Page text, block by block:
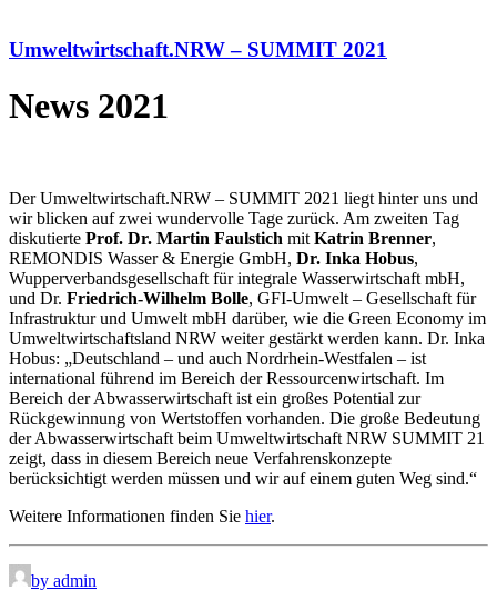
Umweltwirtschaft.NRW – SUMMIT 2021
News 2021
Der Umweltwirtschaft.NRW – SUMMIT 2021 liegt hinter uns und
wir blicken auf zwei wundervolle Tage zurück. Am zweiten Tag
diskutierte Prof. Dr. Martin Faulstich mit Katrin Brenner,
REMONDIS Wasser & Energie GmbH, Dr. Inka Hobus,
Wupperverbandsgesellschaft für integrale Wasserwirtschaft mbH,
und Dr. Friedrich-Wilhelm Bolle, GFI-Umwelt – Gesellschaft für
Infrastruktur und Umwelt mbH darüber, wie die Green Economy im
Umweltwirtschaftsland NRW weiter gestärkt werden kann. Dr. Inka
Hobus: „Deutschland – und auch Nordrhein-Westfalen – ist
international führend im Bereich der Ressourcenwirtschaft. Im
Bereich der Abwasserwirtschaft ist ein großes Potential zur
Rückgewinnung von Wertstoffen vorhanden. Die große Bedeutung
der Abwasserwirtschaft beim Umweltwirtschaft NRW SUMMIT 21
zeigt, dass in diesem Bereich neue Verfahrenskonzepte
berücksichtigt werden müssen und wir auf einem guten Weg sind.“
Weitere Informationen finden Sie hier.
by admin